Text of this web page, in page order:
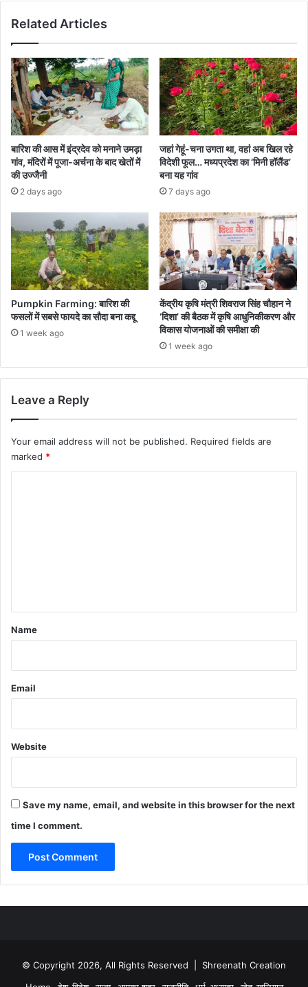
भेंट
Related Articles
बारिश की आस में इंद्रदेव को मनाने उमड़ा
गांव, मंदिरों में पूजा-अर्चना के बाद खेतों में
की उज्जैनी
2 days ago
जहां गेहूं-चना उगता था, वहां अब खिल रहे
विदेशी फूल… मध्यप्रदेश का ‘मिनी हॉलैंड’
बना यह गांव
7 days ago
Pumpkin Farming: बारिश की
फसलों में सबसे फायदे का सौदा बना कद्दू
1 week ago
केंद्रीय कृषि मंत्री शिवराज सिंह चौहान ने
‘दिशा’ की बैठक में कृषि आधुनिकीकरण और
विकास योजनाओं की समीक्षा की
1 week ago
Leave a Reply
Your email address will not be published. Required fields are
marked *
*
Name
Email
Website
Save my name, email, and website in this browser for the next
time I comment.
© Copyright 2026, All Rights Reserved | Shreenath Creation